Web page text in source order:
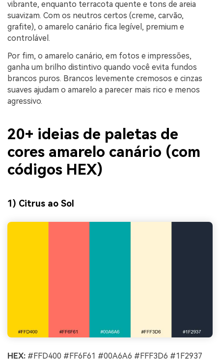
vibrante, enquanto terracota quente e tons de areia
suavizam. Com os neutros certos (creme, carvão,
grafite), o amarelo canário fica legível, premium e
controlável.
Por fim, o amarelo canário, em fotos e impressões,
ganha um brilho distintivo quando você evita fundos
brancos puros. Brancos levemente cremosos e cinzas
suaves ajudam o amarelo a parecer mais rico e menos
agressivo.
20+ ideias de paletas de
cores amarelo canário (com
códigos HEX)
1) Citrus ao Sol
HEX: #FFD400 #FF6F61 #00A6A6 #FFF3D6 #1F2937